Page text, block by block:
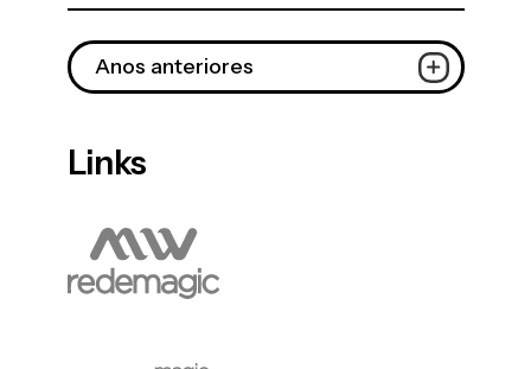
Anos anteriores
Links